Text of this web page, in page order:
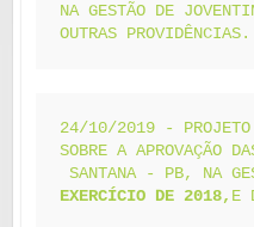
NA GESTÃO DE
OUTRAS PROVIDÊNCIAS.
24/10/2019 -
SOBRE A APROVAÇÃO
EXERCÍCIO DE 2018, E